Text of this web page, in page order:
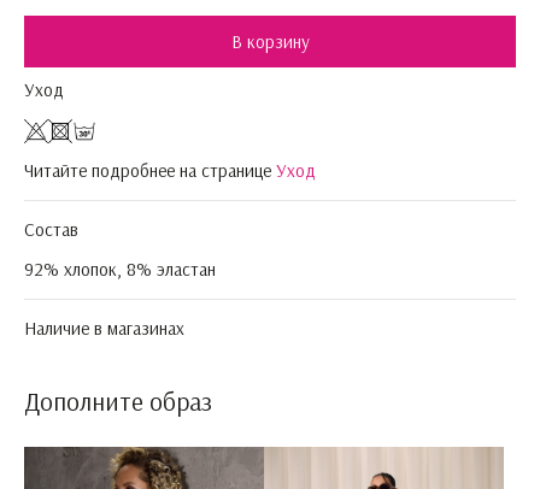
В корзину
Уход
Читайте подробнее на странице Уход
Состав
92% хлопок, 8% эластан
Наличие в магазинах
Дополните образ